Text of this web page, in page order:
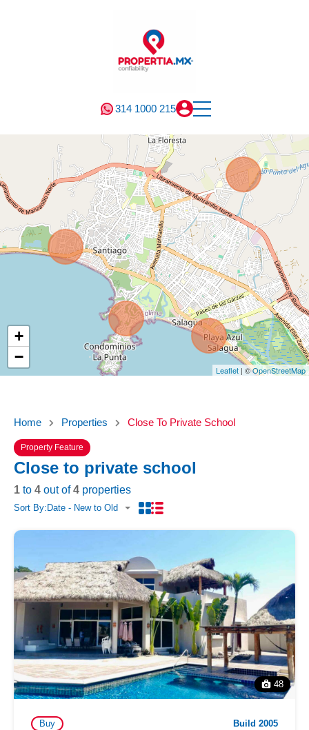
314 1000 215
+
−
Leaflet | ©OpenStreetMap
Home Properties Close To Private School
Property Feature
Close to private school
1 to 4 out of4 properties
Sort By: Date - New to Old
48
Buy Build 2005